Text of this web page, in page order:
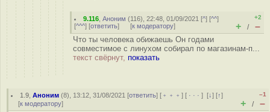
9.116 ,Аноним (116), 22:48, 01/09/2021 [^] [^^]
[^^^] [ответить] [к модератору]
+2
+ / –
Что ты человека обижаешь Он годами
совместимое с линухом собирал по магазинам-п...
текст свёрнут, показать
1.9 ,Аноним (8), 13:12, 31/08/2021 [ответить] [ ﹢﹢﹢] [ · · ·][↓] [↑]
[к модератору]
–1
+ / –